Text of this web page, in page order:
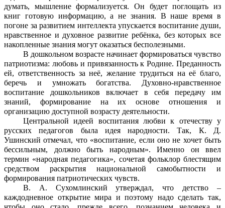
думать, мышление формализуется. Он будет поглощать из
книг готовую информацию, а не знания. В наше время в
погоне за развитием интеллекта упускается воспитание души,
нравственное и духовное развитие ребёнка, без которых все
накопленные знания могут оказаться бесполезными.
В дошкольном возрасте начинает формироваться чувство
патриотизма: любовь и привязанность к Родине. Преданность
ей, ответственность за неё, желание трудиться на её благо,
беречь и умножать богатства. Духовно-нравственное
воспитание дошкольников включает в себя передачу им
знаний, формирование на их основе отношения и
организацию доступной возрасту деятельности.
Центральной идеей воспитания любви к отечеству у
русских педагогов была идея народности. Так, К. Д.
Ушинский отмечал, что «воспитание, если оно не хочет быть
бессильным, должно быть народным». Именно он ввел
термин «народная педагогика», сочетая фольклор блестящим
средством раскрытия национальной самобытности и
формирования патриотических чувств.
В. А. Сухомлинский утверждал, что детство –
каждодневное открытие мира и поэтому надо сделать так,